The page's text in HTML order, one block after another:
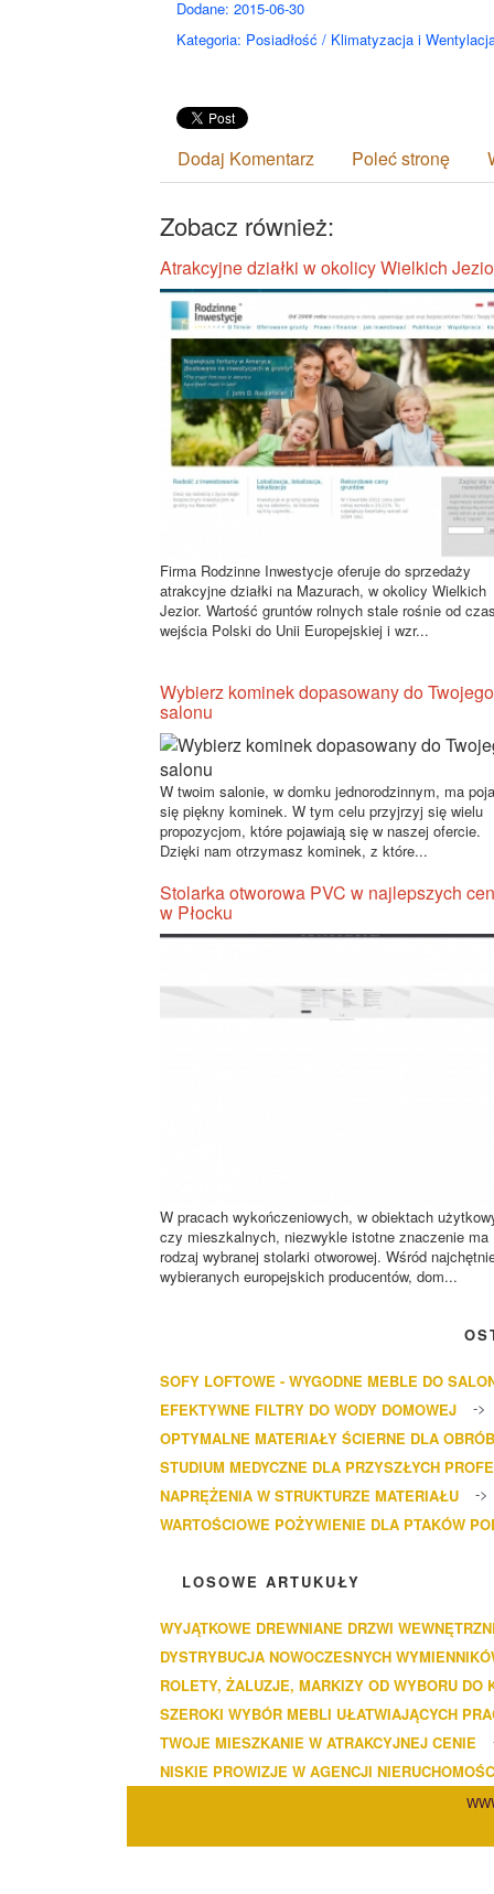
Dodane: 2015-06-30
Kategoria: Posiadłość / Klimatyzacja i
Dodaj Komentarz Poleć stronę
Zobacz również:
Atrakcyjne działki w okolicy Wielkich
Firma Rodzinne Inwestycje oferuje do sprzedaży
atrakcyjne działki na Mazurach, w okolicy Wielkich
Jezior. Wartość gruntów rolnych stale rośnie od
wejścia Polski do Unii Europejskiej i wzr...
Wybierz kominek dopasowany do Twojego
salonu
W twoim salonie, w domku jednorodzinnym, ma
się piękny kominek. W tym celu przyjrzyj się wielu
propozycjom, które pojawiają się w naszej ofercie.
Dzięki nam otrzymasz kominek, z które...
Stolarka otworowa PVC w najlepszych
w Płocku
W pracach wykończeniowych, w obiektach
czy mieszkalnych, niezwykle istotne znaczenie ma
rodzaj wybranej stolarki otworowej. Wśród
wybieranych europejskich producentów, dom...
SOFY LOFTOWE - WYGODNE MEBLE DO
EFEKTYWNE FILTRY DO WODY DOMOWEJ
OPTYMALNE MATERIAŁY ŚCIERNE DLA
STUDIUM MEDYCZNE DLA PRZYSZŁYCH
NAPRĘŻENIA W STRUKTURZE MATERIAŁU
WARTOŚCIOWE POŻYWIENIE DLA PTAKÓW
LOSOWE ARTUKUŁY
WYJĄTKOWE DREWNIANE DRZWI
DYSTRYBUCJA NOWOCZESNYCH
ROLETY, ŻALUZJE, MARKIZY OD WYBORU DO
SZEROKI WYBÓR MEBLI UŁATWIAJĄCYCH
TWOJE MIESZKANIE W ATRAKCYJNEJ CENIE
NISKIE PROWIZJE W AGENCJI